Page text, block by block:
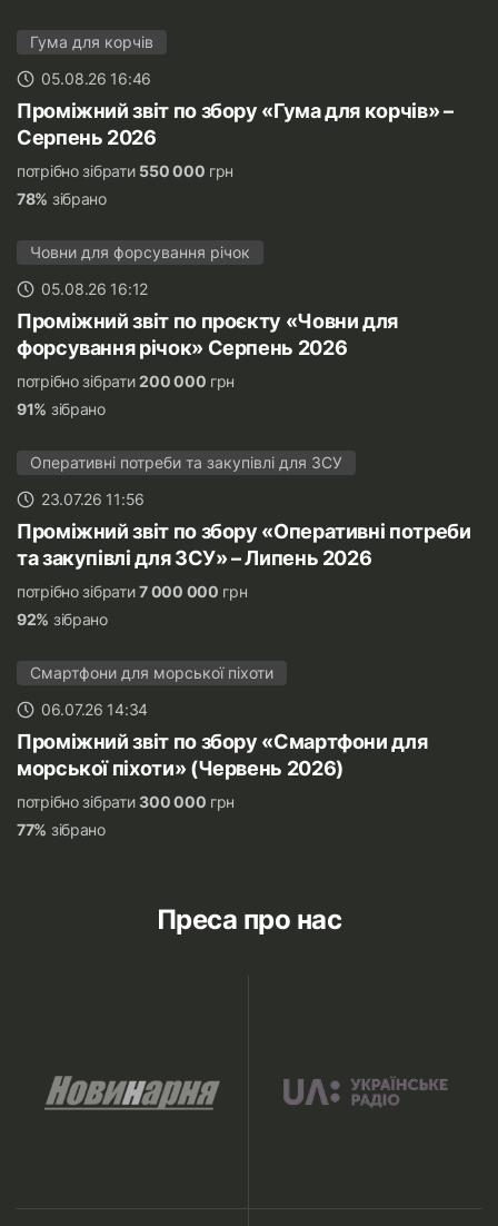
Гума для корчів
05.08.26 16:46
Проміжний звіт по збору «Гума для корчів» –
Серпень 2026
потрібно зібрати 550 000 грн
78% зібрано
Човни для форсування річок
05.08.26 16:12
Проміжний звіт по проєкту «Човни для
форсування річок» Серпень 2026
потрібно зібрати200 000 грн
91% зібрано
Оперативні потреби та закупівлі для ЗСУ
23.07.26 11:56
Проміжний звіт по збору «Оперативні потреби
та закупівлі для ЗСУ» – Липень 2026
потрібно зібрати7 000 000 грн
92% зібрано
Смартфони для морської піхоти
06.07.26 14:34
Проміжний звіт по збору «Смартфони для
морської піхоти» (Червень 2026)
потрібно зібрати300 000 грн
77% зібрано
Преса про нас